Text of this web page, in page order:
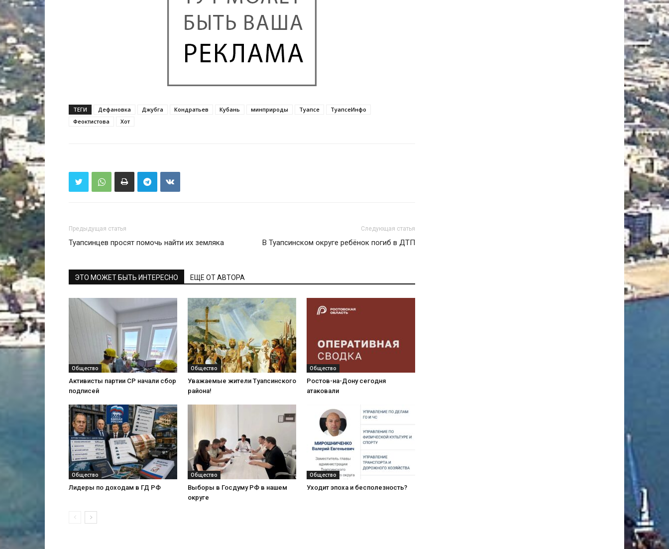
ТЕГИ Дефановка Джубга Кондратьев Кубань минприроды Туапсе
ТуапсеИнфо
Феоктистова
Хот
Предыдущая статья
Туапсинцев просят помочь найти их земляка
Следующая статья
В Туапсинском округе ребёнок погиб в ДТП
ЭТО МОЖЕТ БЫТЬ ИНТЕРЕСНО ЕЩЕ ОТ АВТОРА
Общество
Активисты партии СР начали сбор
подписей
Общество
Уважаемые жители Туапсинского
района!
Общество
Ростов-на-Дону сегодня
атаковали
Общество
Лидеры по доходам в ГД РФ
Общество
Выборы в Госдуму РФ в нашем
округе
Общество
Уходит эпоха и бесполезность?